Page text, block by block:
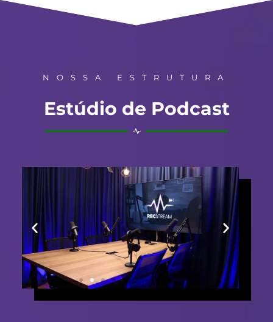
NOSSA ESTRUTURA
Estúdio de Podcast